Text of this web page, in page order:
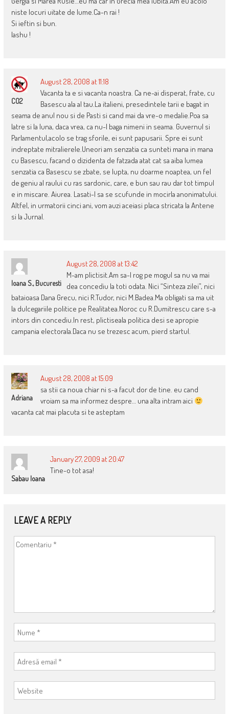
niste locuri uitate de lume.Ca-n rai !
Si ieftin si bun.
Iashu !
CO2
August 28, 2008 at 11:18
Vacanta ta e si vacanta noastra. Ca ne-ai disperat, frate, cu
Basescu ala al tau.La italieni, presedintele tarii e bagat in
seama de anul nou si de Pasti si cand mai da vre-o medalie.Poa sa
latre si la luna, daca vrea, ca nu-l baga nimeni in seama. Guvernul si
Parlamentul,acolo se trag sforile, ei sunt papusarii. Spre ei sunt
indreptate mitralierele.Uneori am senzatia ca sunteti mana in mana
cu Basescu, facand o dizidenta de fatzada atat cat sa aiba lumea
senzatia ca Basescu se zbate, se lupta, nu doarme noaptea, un fel
de geniu al raului cu ras sardonic, care, e bun sau rau dar tot timpul
e in miscare. Aiurea. Lasati-l sa se scufunde in mocirla anonimatului.
Altfel, in urmatorii cinci ani, vom auzi aceiasi placa stricata la Antene
si la Jurnal.
Ioana S., Bucuresti
August 28, 2008 at 13:42
M-am plictisit.Am sa-l rog pe mogul sa nu va mai
dea concediu la toti odata. Nici “Sinteza zilei”, nici
bataioasa Dana Grecu, nici R.Tudor, nici M.Badea.Ma obligati sa ma uit
la dulcegariile politice pe Realitatea.Noroc cu R.Dumitrescu care s-a
intors din concediu.In rest, plictiseala politica desi se apropie
campania electorala.Daca nu se trezesc acum, pierd startul.
Adriana
August 28, 2008 at 15:09
sa stii ca noua chiar ni s-a facut dor de tine. eu cand
vroiam sa ma informez despre… una alta intram aici
vacanta cat mai placuta si te asteptam
Sabau Ioana
January 27, 2009 at 20:47
Tine-o tot asa!
LEAVE A REPLY